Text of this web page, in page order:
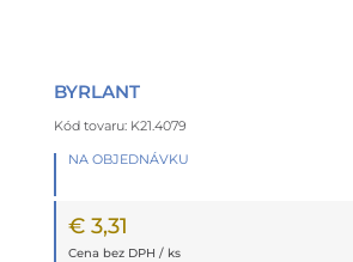
BYRLANT
Kód tovaru: K21.4079
NA OBJEDNÁVKU
€ 3,31
Cena bez DPH / ks